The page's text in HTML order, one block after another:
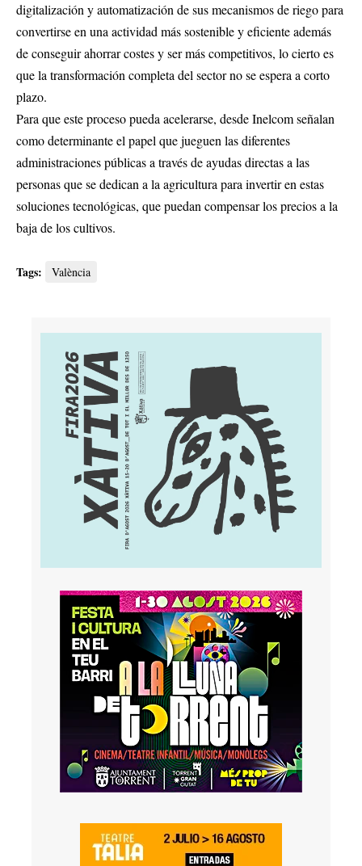
digitalización y automatización de sus mecanismos de riego para
convertirse en una actividad más sostenible y eficiente además
de conseguir ahorrar costes y ser más competitivos, lo cierto es
que la transformación completa del sector no se espera a corto
plazo.
Para que este proceso pueda acelerarse, desde Inelcom señalan
como determinante el papel que jueguen las diferentes
administraciones públicas a través de ayudas directas a las
personas que se dedican a la agricultura para invertir en estas
soluciones tecnológicas, que puedan compensar los precios a la
baja de los cultivos.
Tags: València